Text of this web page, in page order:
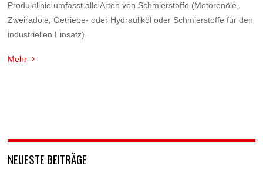
Produktlinie umfasst alle Arten von Schmierstoffe (Motorenöle,
Zweiradöle, Getriebe- oder Hydrauliköl oder Schmierstoffe für den
industriellen Einsatz).
Mehr
NEUESTE BEITRÄGE